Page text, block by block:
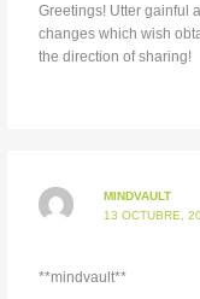
Greetings! Utter gainful
changes which wish
the direction of sharing!
MINDVAULT
13 OCTUBRE,
** mindvault**